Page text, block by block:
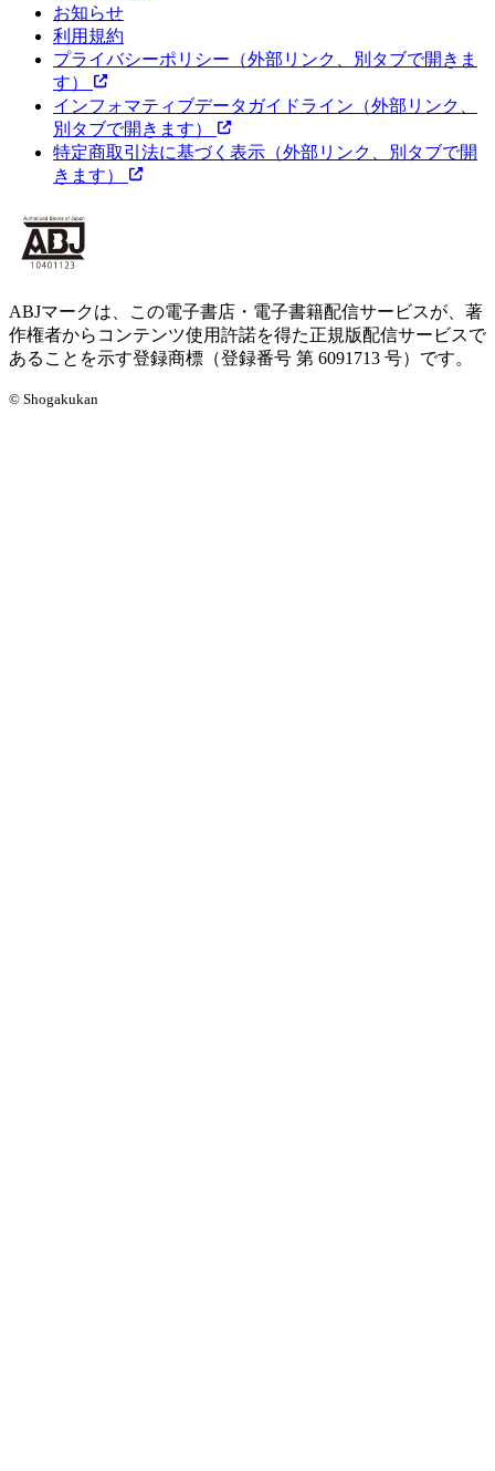
お知らせ
利用規約
プライバシーポリシー （外部リンク、別タブで開きま
す）
インフォマティブデータガイドライン （外部リンク、
別タブで開きます）
特定商取引法に基づく表示 （外部リンク、別タブで開
きます）
ABJマークは、この電子書店・電子書籍配信サービスが、著
作権者からコンテンツ使用許諾を得た正規版配信サービスで
あることを示す登録商標（登録番号 第 6091713 号）です。
© Shogakukan